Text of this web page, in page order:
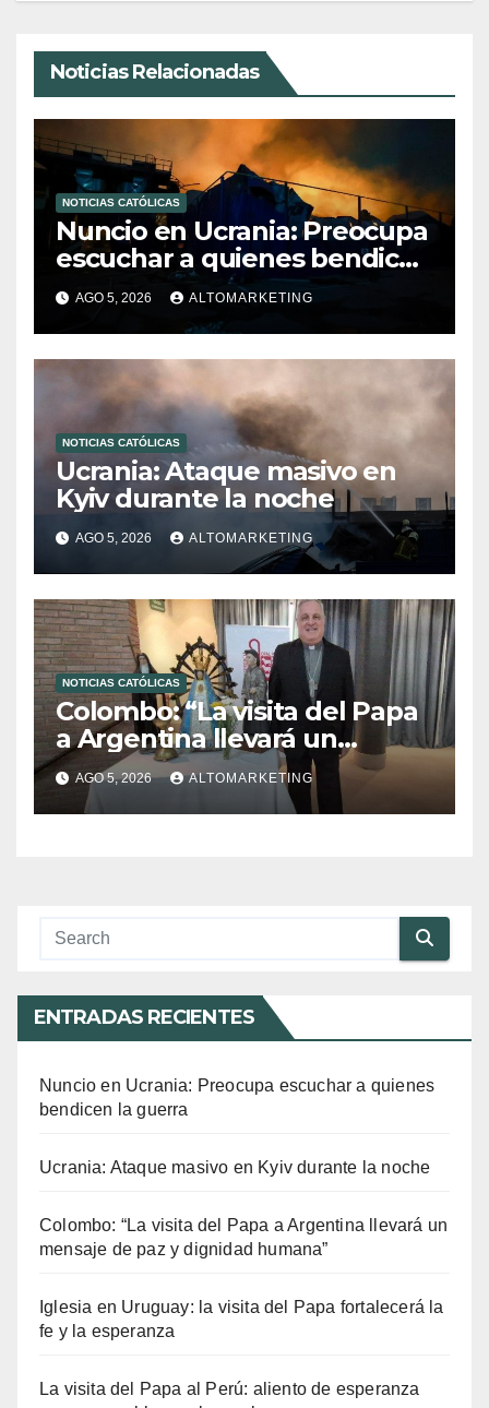
Noticias Relacionadas
NOTICIAS CATÓLICAS
Nuncio en Ucrania: Preocupa
escuchar a quienes bendicen
la guerra
AGO 5, 2026 ALTOMARKETING
NOTICIAS CATÓLICAS
Ucrania: Ataque masivo en
Kyiv durante la noche
AGO 5, 2026 ALTOMARKETING
NOTICIAS CATÓLICAS
Colombo: “La visita del Papa
a Argentina llevará un
mensaje de paz y dignidad
humana”
AGO 5, 2026 ALTOMARKETING
ENTRADAS RECIENTES
Nuncio en Ucrania: Preocupa escuchar a quienes
bendicen la guerra
Ucrania: Ataque masivo en Kyiv durante la noche
Colombo: “La visita del Papa a Argentina llevará un
mensaje de paz y dignidad humana”
Iglesia en Uruguay: la visita del Papa fortalecerá la
fe y la esperanza
La visita del Papa al Perú: aliento de esperanza